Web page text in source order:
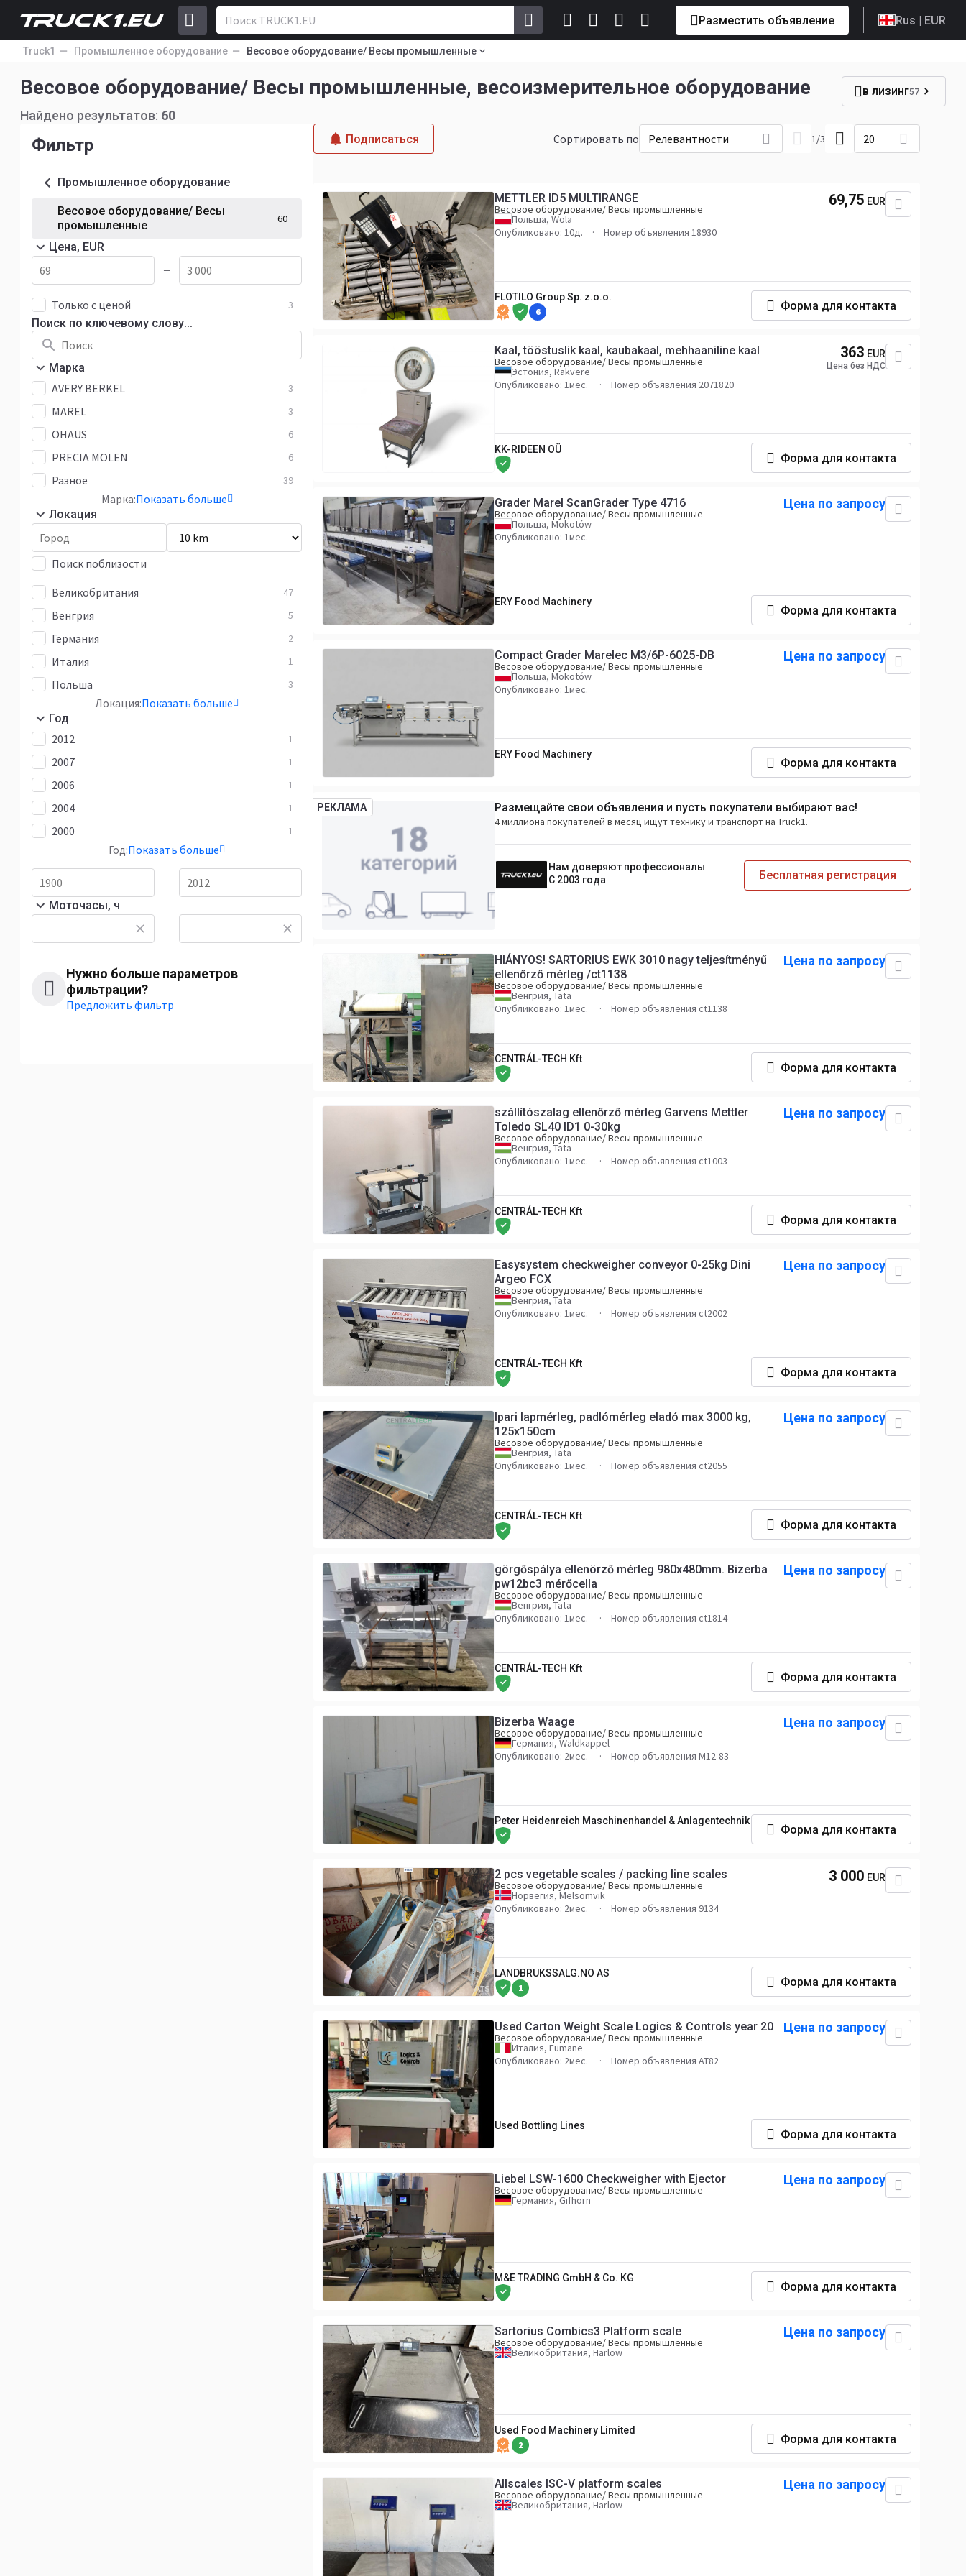
Разместить объявление Rus | EUR
Truck1 Промышленное оборудование Весовое оборудование/ Весы промышленные
Весовое оборудование/ Весы промышленные, весоизмерительное оборудование
Найдено результатов: 60
в лизинг57
Фильтр
Промышленное оборудование
Весовое оборудование/ Весы
промышленные
60
Цена, EUR
—
Только с ценой 3
Поиск по ключевому слову...
Марка
AVERY BERKEL 3
MAREL 3
OHAUS 6
PRECIA MOLEN 6
Разное 39
Марка:Показать больше
Локация
Поиск поблизости
Великобритания
47
Венгрия 5
Германия 2
Италия 1
Польша 3
Локация:Показать больше
Год
2012 1
2007 1
2006 1
2004 1
2000 1
Год:Показать больше
—
Моточасы, ч
—
Нужно больше параметров
фильтрации?
Предложить фильтр
Подписаться Сортировать по Релевантности 1/3 20
METTLER ID5 MULTIRANGE
Весовое оборудование/ Весы промышленные
Польша, Wola
Опубликовано: 10д.
Номер объявления 18930
69,75 EUR
FLOTILO Group Sp. z.o.o.
6 Форма для контакта
Kaal, tööstuslik kaal, kaubakaal, mehhaaniline kaal
Весовое оборудование/ Весы промышленные
Эстония, Rakvere
Опубликовано: 1мес.
Номер объявления 2071820
363 EUR
Цена без НДС
KK-RIDEEN OÜ
Форма для контакта
Grader Marel ScanGrader Type 4716
Весовое оборудование/ Весы промышленные
Польша, Mokotów
Опубликовано: 1мес.
Цена по запросу
ERY Food Machinery
Форма для контакта
Compact Grader Marelec M3/6P-6025-DB
Весовое оборудование/ Весы промышленные
Польша, Mokotów
Опубликовано: 1мес.
Цена по запросу
ERY Food Machinery
Форма для контакта
РЕКЛАМА Размещайте свои объявления и пусть покупатели выбирают вас!
4 миллиона покупателей в месяц ищут технику и транспорт на Truck1.
Нам доверяют профессионалы
С 2003 года
Бесплатная регистрация
HIÁNYOS! SARTORIUS EWK 3010 nagy teljesítményű
ellenőrző mérleg /ct1138
Весовое оборудование/ Весы промышленные
Венгрия, Tata
Опубликовано: 1мес.
Номер объявления ct1138
Цена по запросу
CENTRÁL-TECH Kft
Форма для контакта
szállítószalag ellenőrző mérleg Garvens Mettler
Toledo SL40 ID1 0-30kg
Весовое оборудование/ Весы промышленные
Венгрия, Tata
Опубликовано: 1мес.
Номер объявления ct1003
Цена по запросу
CENTRÁL-TECH Kft
Форма для контакта
Easysystem checkweigher conveyor 0-25kg Dini
Argeo FCX
Весовое оборудование/ Весы промышленные
Венгрия, Tata
Опубликовано: 1мес.
Номер объявления ct2002
Цена по запросу
CENTRÁL-TECH Kft
Форма для контакта
Ipari lapmérleg, padlómérleg eladó max 3000 kg,
125x150cm
Весовое оборудование/ Весы промышленные
Венгрия, Tata
Опубликовано: 1мес.
Номер объявления ct2055
Цена по запросу
CENTRÁL-TECH Kft
Форма для контакта
görgőspálya ellenörző mérleg 980x480mm. Bizerba
pw12bc3 mérőcella
Весовое оборудование/ Весы промышленные
Венгрия, Tata
Опубликовано: 1мес.
Номер объявления ct1814
Цена по запросу
CENTRÁL-TECH Kft
Форма для контакта
Bizerba Waage
Весовое оборудование/ Весы промышленные
Германия, Waldkappel
Опубликовано: 2мес.
Номер объявления M12-83
Цена по запросу
Peter Heidenreich Maschinenhandel & Anlagentechnik
Форма для контакта
2 pcs vegetable scales / packing line scales
Весовое оборудование/ Весы промышленные
Норвегия, Melsomvik
Опубликовано: 2мес.
Номер объявления 9134
3 000 EUR
LANDBRUKSSALG.NO AS
1 Форма для контакта
Used Carton Weight Scale Logics & Controls year 20
Весовое оборудование/ Весы промышленные
Италия, Fumane
Опубликовано: 2мес.
Номер объявления AT82
Цена по запросу
Used Bottling Lines
Форма для контакта
Liebel LSW-1600 Checkweigher with Ejector
Весовое оборудование/ Весы промышленные
Германия, Gifhorn
Цена по запросу
M&E TRADING GmbH & Co. KG
Форма для контакта
Sartorius Combics3 Platform scale
Весовое оборудование/ Весы промышленные
Великобритания, Harlow
Цена по запросу
Used Food Machinery Limited
2 Форма для контакта
Allscales ISC-V platform scales
Весовое оборудование/ Весы промышленные
Великобритания, Harlow
Цена по запросу